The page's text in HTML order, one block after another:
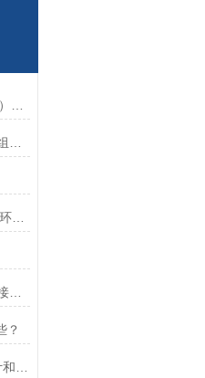
美国Northstar探头在高温高压蒸汽环境下的液位测量可靠性
DEUBLIN(杜博林)旋转接头密封唇接觖宽度和负载
？